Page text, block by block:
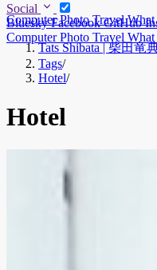
Social
BlueskyFacebookGitHub
Computer Photo Travel
ComputerPhotoTravel
Tats Shibata | 柴田竜
Tags/
Hotel/
Hotel